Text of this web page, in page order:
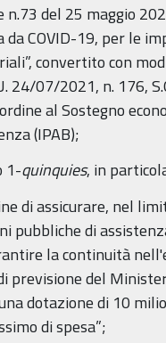
del 25 maggio
COVID-19, per le
convertito con
24/07/2021, n. 176,
al Sostegno
(IPAB);
quinquies, in
di assicurare, nel
pubbliche di
la continuità
previsione del
dotazione di 10
di spesa”;